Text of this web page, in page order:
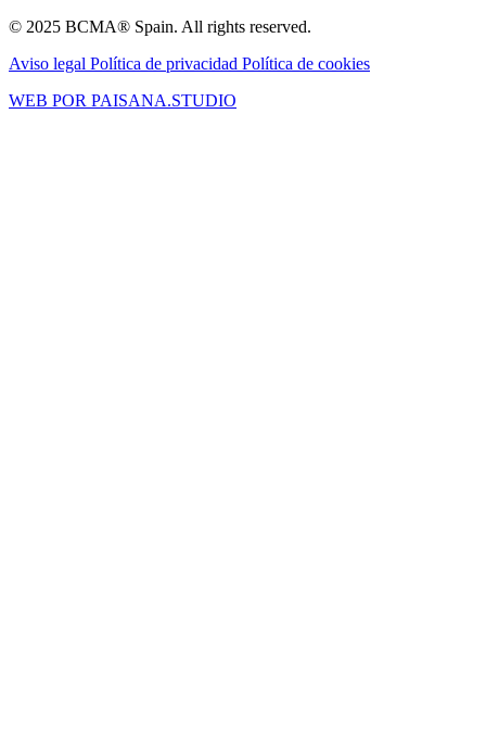
© 2025 BCMA® Spain. All rights reserved.
Aviso legal Política de privacidad Política de cookies
WEB POR PAISANA.STUDIO